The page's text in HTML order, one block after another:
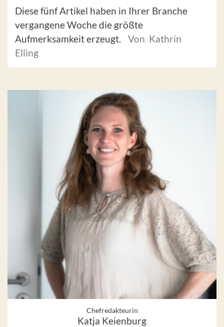
Diese fünf Artikel haben in Ihrer Branche
vergangene Woche die größte
Aufmerksamkeit erzeugt.
Von Kathrin
Elling
Chefredakteurin
Katja Keienburg